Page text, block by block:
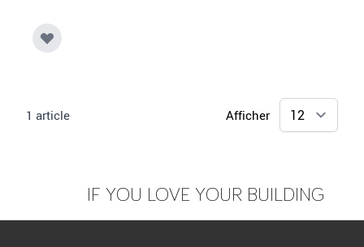
1 article Afficher
IF YOU LOVE YOUR BUILDING